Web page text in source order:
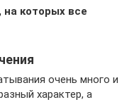
которых все
очень много и
характер, а